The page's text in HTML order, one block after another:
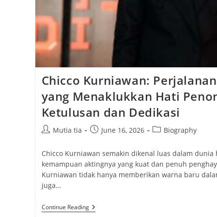
Chicco Kurniawan:
yang Menaklukkan Hati
Ketulusan dan Dedikasi
PostMutia tia
PostJune 16, 2026
PostBiography
Chicco Kurniawan semakin dikenal luas dalam
kemampuan aktingnya yang kuat dan penuh
Kurniawan tidak hanya memberikan warna baru
juga…
Continue ReadingChicco
Kurniawan: